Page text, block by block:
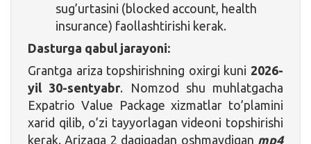
sug’urtasini (blocked account, health
insurance) faollashtirishi kerak.
Dasturga qabul jarayoni:
Grantga ariza topshirishning oxirgi kuni 2026-
yil 30-sentyabr. Nomzod shu muhlatgacha
Expatrio Value Package xizmatlar to’plamini
xarid qilib, o’zi tayyorlagan videoni topshirishi
kerak. Arizaga 2 daqiqadan oshmaydigan mp4